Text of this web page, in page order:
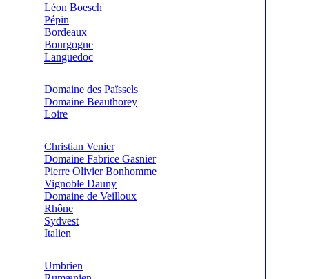
Léon Boesch
Pépin
Bordeaux
Bourgogne
Languedoc
Domaine des Païssels
Domaine Beauthorey
Loire
Christian Venier
Domaine Fabrice Gasnier
Pierre Olivier Bonhomme
Vignoble Dauny
Domaine de Veilloux
Rhône
Sydvest
Italien
Umbrien